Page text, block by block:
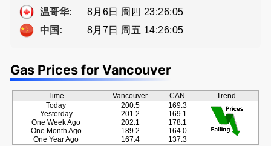
恳的朋友
案！
温哥华:
8月6日 周四 23:26:05
中国:
8月7日 周五 14:26:05
Gas Prices for Vancouver
Time Vancouver CAN
Trend
Today
Yesterday
One Week Ago
One Month Ago
One Year Ago
200.5
201.2
202.1
189.2
167.4
169.3
169.1
178.1
164.0
137.3